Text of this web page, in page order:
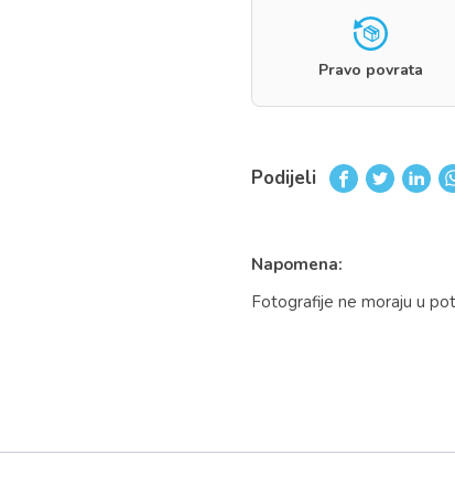
Pravo povrata
Podijeli
Napomena:
Fotografije ne moraju u